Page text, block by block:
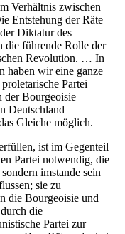
Verhältnis zwischen
Entstehung der Räte
Diktatur des
die führende Rolle der
Revolution. … In
haben wir eine ganze
Partei
der Bourgeoisie
Deutschland
Gleiche möglich.
ist im Gegenteil
Partei notwendig, die
imstande sein
sie zu
die Bourgeoisie und
die
Partei zur